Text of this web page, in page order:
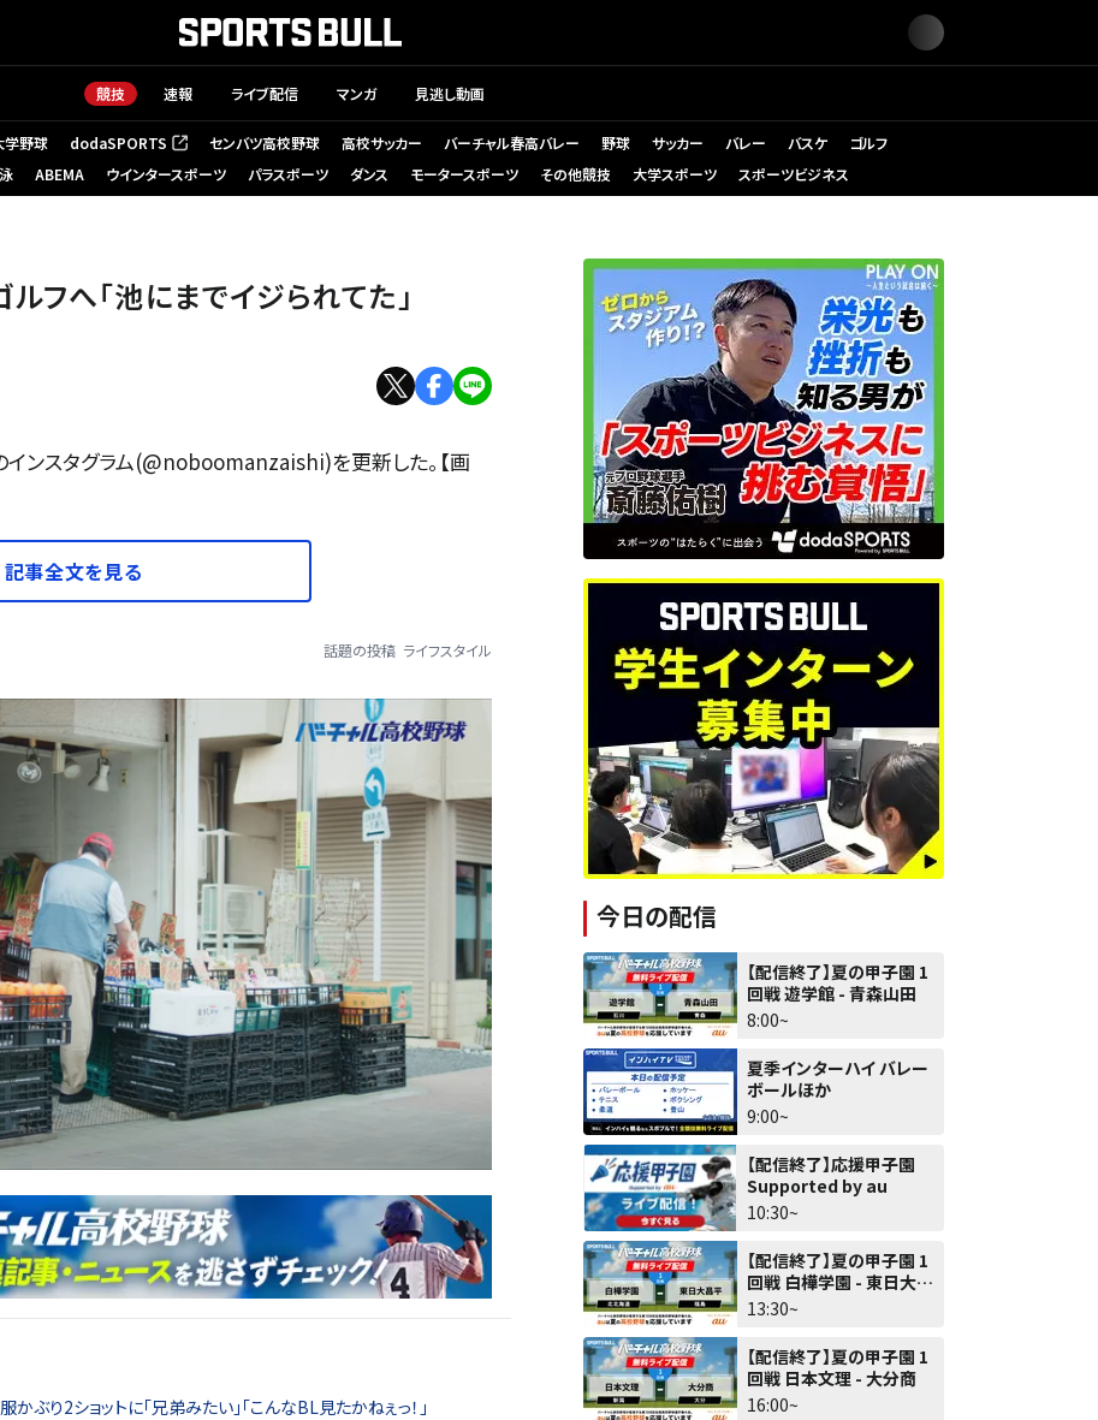
競技 速報 ライブ配信 マンガ 見逃し動画
学野球 dodaSPORTS
（新しいタブで開く） センバツ高校野球 高校サッカー バーチャル春高バレー 野球 サッカー バレー バスケ
ゴルフ
ABEMA ウインタースポーツ パラスポーツ ダンス モータースポーツ その他競技 大学スポーツ スポーツビジネス
フへ「池にまでイジられてた」
インスタグラム(@noboomanzaishi)を更新した。【画
記事全文を見る
話題の投稿 ライフスタイル
ぶり2ショットに「兄弟みたい」「こんなBL見たかねぇっ！」
今日の配信
【配信終了】夏の甲子園 1
回戦 遊学館 - 青森山田
8:00~
夏季インターハイ バレー
ボールほか
9:00~
【配信終了】応援甲子園
Supported by au
10:30~
【配信終了】夏の甲子園 1
回戦 白樺学園 - 東日大昌
平
13:30~
【配信終了】夏の甲子園 1
回戦 日本文理 - 大分商
16:00~